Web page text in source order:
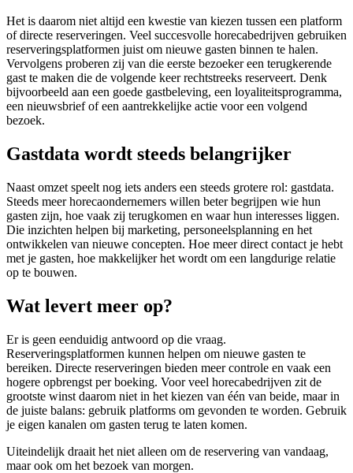
Het is daarom niet altijd een kwestie van kiezen tussen een platform
of directe reserveringen. Veel succesvolle horecabedrijven gebruiken
reserveringsplatformen juist om nieuwe gasten binnen te halen.
Vervolgens proberen zij van die eerste bezoeker een terugkerende
gast te maken die de volgende keer rechtstreeks reserveert. Denk
bijvoorbeeld aan een goede gastbeleving, een loyaliteitsprogramma,
een nieuwsbrief of een aantrekkelijke actie voor een volgend
bezoek.
Gastdata wordt steeds belangrijker
Naast omzet speelt nog iets anders een steeds grotere rol: gastdata.
Steeds meer horecaondernemers willen beter begrijpen wie hun
gasten zijn, hoe vaak zij terugkomen en waar hun interesses liggen.
Die inzichten helpen bij marketing, personeelsplanning en het
ontwikkelen van nieuwe concepten. Hoe meer direct contact je hebt
met je gasten, hoe makkelijker het wordt om een langdurige relatie
op te bouwen.
Wat levert meer op?
Er is geen eenduidig antwoord op die vraag.
Reserveringsplatformen kunnen helpen om nieuwe gasten te
bereiken. Directe reserveringen bieden meer controle en vaak een
hogere opbrengst per boeking. Voor veel horecabedrijven zit de
grootste winst daarom niet in het kiezen van één van beide, maar in
de juiste balans: gebruik platforms om gevonden te worden. Gebruik
je eigen kanalen om gasten terug te laten komen.
Uiteindelijk draait het niet alleen om de reservering van vandaag,
maar ook om het bezoek van morgen.